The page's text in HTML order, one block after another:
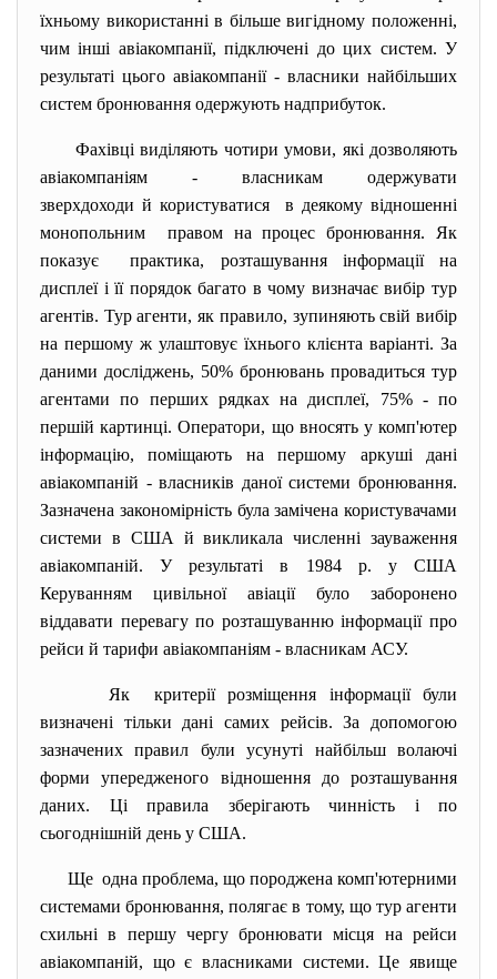
їхньому використанні в більше вигідному положенні,
чим інші авіакомпанії, підключені до цих систем. У
результаті цього авіакомпанії - власники найбільших
систем бронювання одержують надприбуток.
Фахівці виділяють чотири умови, які дозволяють
авіакомпаніям - власникам одержувати
зверхдоходи й користуватися в деякому відношенні
монопольним правом на процес бронювання. Як
показує практика, розташування інформації на
дисплеї і її порядок багато в чому визначає вибір тур
агентів. Тур агенти, як правило, зупиняють свій вибір
на першому ж улаштовує їхнього клієнта варіанті. За
даними досліджень, 50% бронювань провадиться тур
агентами по перших рядках на дисплеї, 75% - по
першій картинці. Оператори, що вносять у комп'ютер
інформацію, поміщають на першому аркуші дані
авіакомпаній - власників даної системи бронювання.
Зазначена закономірність була замічена користувачами
системи в США й викликала численні зауваження
авіакомпаній. У результаті в 1984 р. у США
Керуванням цивільної авіації було заборонено
віддавати перевагу по розташуванню інформації про
рейси й тарифи авіакомпаніям - власникам АСУ.
Як критерії розміщення інформації були
визначені тільки дані самих рейсів. За допомогою
зазначених правил були усунуті найбільш волаючі
форми упередженого відношення до розташування
даних. Ці правила зберігають чинність і по
сьогоднішній день у США.
Ще одна проблема, що породжена комп'ютерними
системами бронювання, полягає в тому, що тур агенти
схильні в першу чергу бронювати місця на рейси
авіакомпаній, що є власниками системи. Це явище